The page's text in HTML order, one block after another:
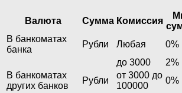
Валюта Сумма Комиссия
В банкоматах
банка
Рубли Любая 0%
В банкоматах
других банков
Рубли
до 3000 2%
от 3000 до
100000
0%